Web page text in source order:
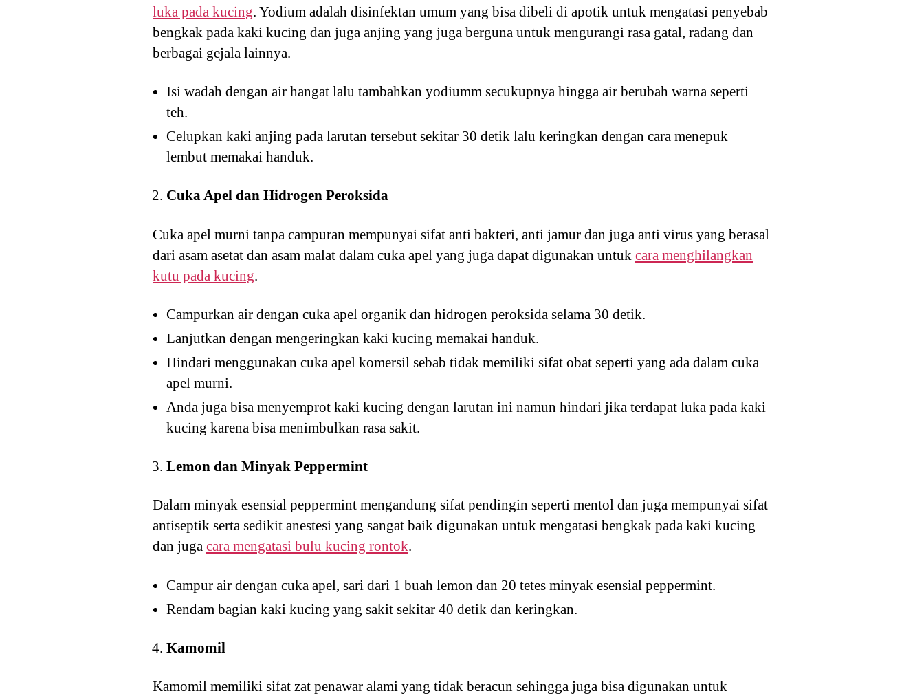
luka pada kucing. Yodium adalah disinfektan umum yang bisa dibeli di apotik untuk mengatasi penyebab
bengkak pada kaki kucing dan juga anjing yang juga berguna untuk mengurangi rasa gatal, radang dan
berbagai gejala lainnya.
Isi wadah dengan air hangat lalu tambahkan yodiumm secukupnya hingga air berubah warna seperti
teh.
Celupkan kaki anjing pada larutan tersebut sekitar 30 detik lalu keringkan dengan cara menepuk
lembut memakai handuk.
Cuka Apel dan Hidrogen Peroksida
Cuka apel murni tanpa campuran mempunyai sifat anti bakteri, anti jamur dan juga anti virus yang berasal
dari asam asetat dan asam malat dalam cuka apel yang juga dapat digunakan untuk cara menghilangkan
kutu pada kucing.
Campurkan air dengan cuka apel organik dan hidrogen peroksida selama 30 detik.
Lanjutkan dengan mengeringkan kaki kucing memakai handuk.
Hindari menggunakan cuka apel komersil sebab tidak memiliki sifat obat seperti yang ada dalam cuka
apel murni.
Anda juga bisa menyemprot kaki kucing dengan larutan ini namun hindari jika terdapat luka pada kaki
kucing karena bisa menimbulkan rasa sakit.
Lemon dan Minyak Peppermint
Dalam minyak esensial peppermint mengandung sifat pendingin seperti mentol dan juga mempunyai sifat
antiseptik serta sedikit anestesi yang sangat baik digunakan untuk mengatasi bengkak pada kaki kucing
dan juga cara mengatasi bulu kucing rontok.
Campur air dengan cuka apel, sari dari 1 buah lemon dan 20 tetes minyak esensial peppermint.
Rendam bagian kaki kucing yang sakit sekitar 40 detik dan keringkan.
Kamomil
Kamomil memiliki sifat zat penawar alami yang tidak beracun sehingga juga bisa digunakan untuk